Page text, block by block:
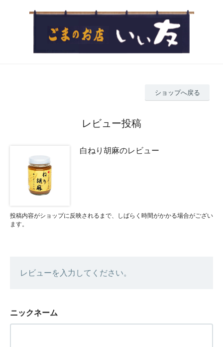
ショップへ戻る
レビュー投稿
白ねり胡麻のレビュー
投稿内容がショップに反映されるまで、しばらく時間がかかる場合がござい
ます。
レビューを入力してください。
ニックネーム